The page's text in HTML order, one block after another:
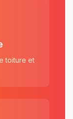
toiture et